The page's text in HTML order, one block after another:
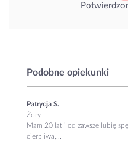
Podobne opiekunki
Patrycja S.
Żory
Mam 20 lat i od zawsze lubię
cierpliwa,...